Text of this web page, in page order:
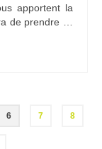
apportent la
de prendre …
6 7 8